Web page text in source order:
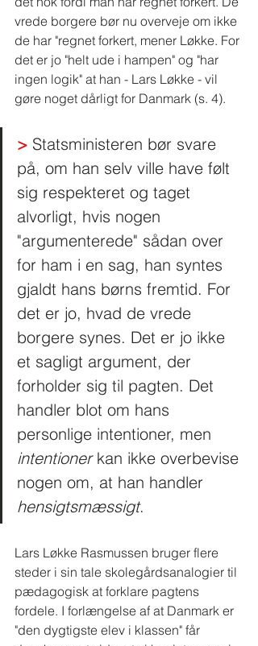
vrede borgere bør nu overveje om ikke
de har "regnet forkert, mener Løkke. For
det er jo "helt ude i hampen" og "har
ingen logik" at han - Lars Løkke - vil
gøre noget dårligt for Danmark (s. 4).
> Statsministeren bør svare
på, om han selv ville have følt
sig respekteret og taget
alvorligt, hvis nogen
"argumenterede" sådan over
for ham i en sag, han syntes
gjaldt hans børns fremtid. For
det er jo, hvad de vrede
borgere synes. Det er jo ikke
et sagligt argument, der
forholder sig til pagten. Det
handler blot om hans
personlige intentioner, men
intentioner kan ikke overbevise
nogen om, at han handler
hensigtsmæssigt.
Lars Løkke Rasmussen bruger flere
steder i sin tale skolegårdsanalogier til
pædagogisk at forklare pagtens
fordele. I forlængelse af at Danmark er
"den dygtigste elev i klassen" får